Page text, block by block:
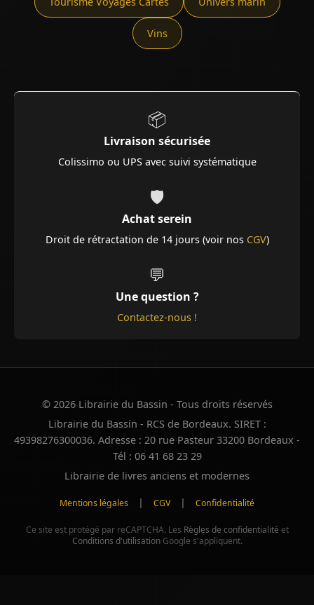
Vins
📦
Livraison sécurisée
Colissimo ou UPS avec suivi systématique
🛡️
Achat serein
Droit de rétractation de 14 jours (voir nos CGV)
💬
Une question ?
Contactez-nous !
© 2026 Librairie du Bassin - Tous droits réservés
Librairie du Bassin - RCS de Bordeaux. SIRET :
49398276300036. Adresse : 20 rue Pasteur 33200 Bordeaux -
Tél : 06 41 68 23 29
Librairie de livres anciens et modernes
Mentions légales | CGV | Confidentialité
Ce site est protégé par reCAPTCHA. Les Règles de confidentialité et
Conditions d'utilisationGoogle s'appliquent.